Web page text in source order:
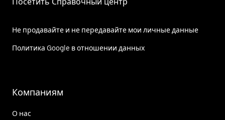
Не продавайте и не передавайте мои личные данные
Политика Google в отношении данных
Компаниям
О нас